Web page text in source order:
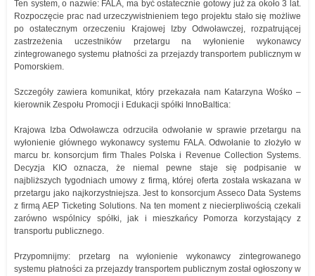
Ten system, o nazwie: FALA, ma być ostatecznie gotowy już za około 3 lat.
Rozpoczęcie prac nad urzeczywistnieniem tego projektu stało się możliwe
po ostatecznym orzeczeniu Krajowej Izby Odwoławczej, rozpatrującej
zastrzeżenia uczestników przetargu na wyłonienie wykonawcy
zintegrowanego systemu płatności za przejazdy transportem publicznym w
Pomorskiem.
Szczegóły zawiera komunikat, który przekazała nam Katarzyna Wośko –
kierownik Zespołu Promocji i Edukacji spółki InnoBaltica:
Krajowa Izba Odwoławcza odrzuciła odwołanie w sprawie przetargu na
wyłonienie głównego wykonawcy systemu FALA. Odwołanie to złożyło w
marcu br. konsorcjum firm Thales Polska i Revenue Collection Systems.
Decyzja KIO oznacza, że niemal pewne staje się podpisanie w
najbliższych tygodniach umowy z firmą, której oferta została wskazana w
przetargu jako najkorzystniejsza. Jest to konsorcjum Asseco Data Systems
z firmą AEP Ticketing Solutions. Na ten moment z niecierpliwością czekali
zarówno wspólnicy spółki, jak i mieszkańcy Pomorza korzystający z
transportu publicznego.
Przypomnijmy: przetarg na wyłonienie wykonawcy zintegrowanego
systemu płatności za przejazdy transportem publicznym został ogłoszony w